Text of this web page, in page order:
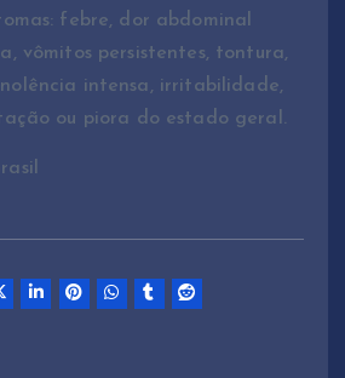
febre, dor abdominal
vômitos persistentes, tontura,
intensa, irritabilidade,
ou piora do estado geral.